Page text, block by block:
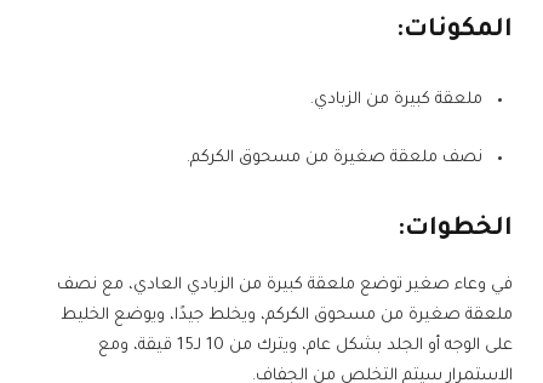
المكونات:
ملعقة كبيرة من الزبادي.
نصف ملعقة صغيرة من مسحوق الكركم.
الخطوات:
في وعاء صغير توضع ملعقة كبيرة من الزبادي العادي، مع نصف
ملعقة صغيرة من مسحوق الكركم، ويخلط جيدًا، ويوضع الخليط
على الوجه أو الجلد بشكل عام، ويترك من 10 لـ15 قيقة، ومع
الاستمرار سيتم التخلص من الجفاف.